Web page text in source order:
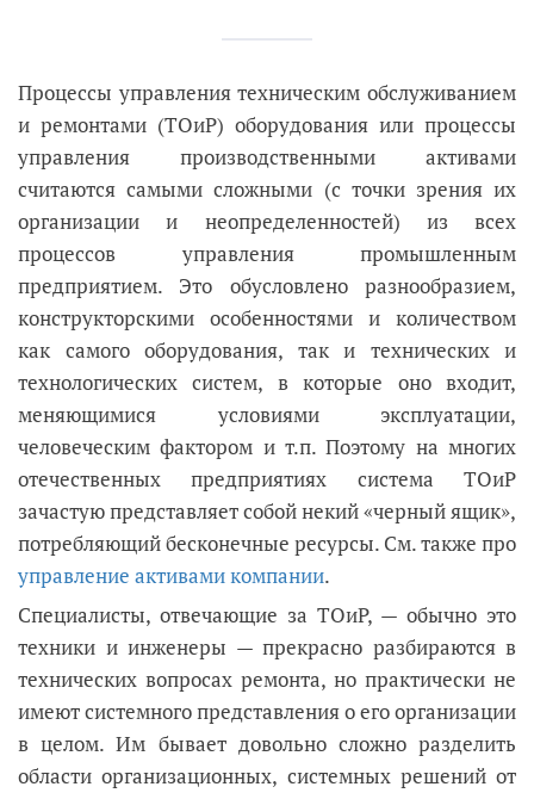
Процессы управления техническим обслуживанием
и ремонтами (ТОиР) оборудования или процессы
управления производственными активами
считаются самыми сложными (с точки зрения их
организации и неопределенностей) из всех
процессов управления промышленным
предприятием. Это обусловлено разнообразием,
конструкторскими особенностями и количеством
как самого оборудования, так и технических и
технологических систем, в которые оно входит,
меняющимися условиями эксплуатации,
человеческим фактором и т.п. Поэтому на многих
отечественных предприятиях система ТОиР
зачастую представляет собой некий «черный ящик»,
потребляющий бесконечные ресурсы. См. также про
управление активами компании.
Специалисты, отвечающие за ТОиР, — обычно это
техники и инженеры — прекрасно разбираются в
технических вопросах ремонта, но практически не
имеют системного представления о его организации
в целом. Им бывает довольно сложно разделить
области организационных, системных решений от